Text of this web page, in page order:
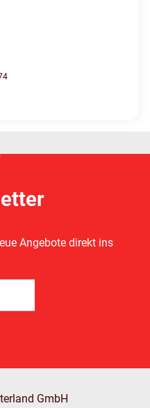
Angebote direkt ins
GmbH